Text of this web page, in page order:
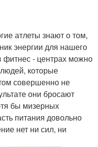
атлеты знают о том,
энергии для нашего
фитнес - центрах можно
людей, которые
совершенно не
они бросают
бы мизерных
питания довольно
нет ни сил, ни